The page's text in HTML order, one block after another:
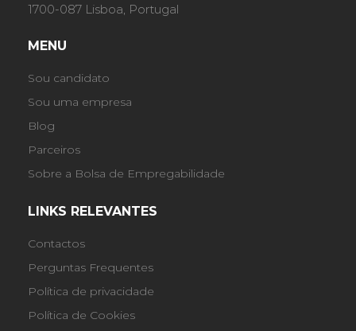
1700-087 Lisboa, Portugal
MENU
Sou candidato
Sou uma empresa
Blog
Parceiros
Sobre a Bolsa de Empregabilidade
LINKS RELEVANTES
Contactos
Perguntas Frequentes
Política de privacidade
Política de Cookies